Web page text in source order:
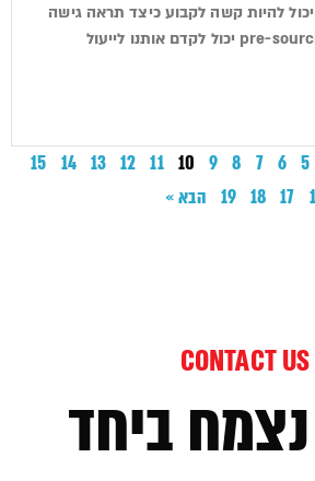
יכול להיות קשה לקבוע כיצד תראה גישה
מדעית בפועל, אך pre-sourcing יכול לקדם אותנו לייעול
5
6
7
8
9
10
11
12
13
14
15
17
18
19 הבא »
CONTACT US
ביחד